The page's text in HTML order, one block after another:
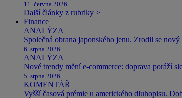
11. června 2026
Další články z rubriky >
Finance
ANALÝZA
Společná obrana japonského jenu. Zrodil se
6. srpna 2026
ANALÝZA
Nové trendy mění e-commerce: doprava poráží
5. srpna 2026
KOMENTÁŘ
Vyšší časová prémie u amerického dluhopisu.